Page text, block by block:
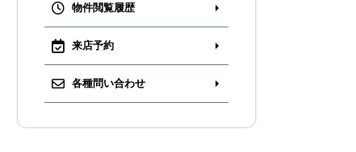
物件閲覧履歴
来店予約
各種問い合わせ